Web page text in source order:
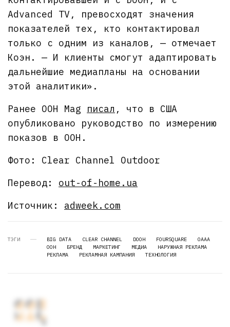
Advanced TV, превосходят значения
показателей тех, кто контактировал
только с одним из каналов, — отмечает
Коэн. — И клиенты смогут адаптировать
дальнейшие медиапланы на основании
этой аналитики».
Ранее OOH Mag писал , что в США
опубликовано руководство по измерению
показов в OOH.
Фото: Clear Channel Outdoor
Перевод: out-of-home.ua
Источник: adweek.com
ТЭГИ BIG DATA CLEAR CHANNEL DOOH FOURSQUARE
OAAA
OOH
БРЕНД МАРКЕТИНГ МЕДИА
НАРУЖНАЯ РЕКЛАМА
РЕКЛАМА
РЕКЛАМНАЯ КАМПАНИЯ ТЕХНОЛОГИЯ